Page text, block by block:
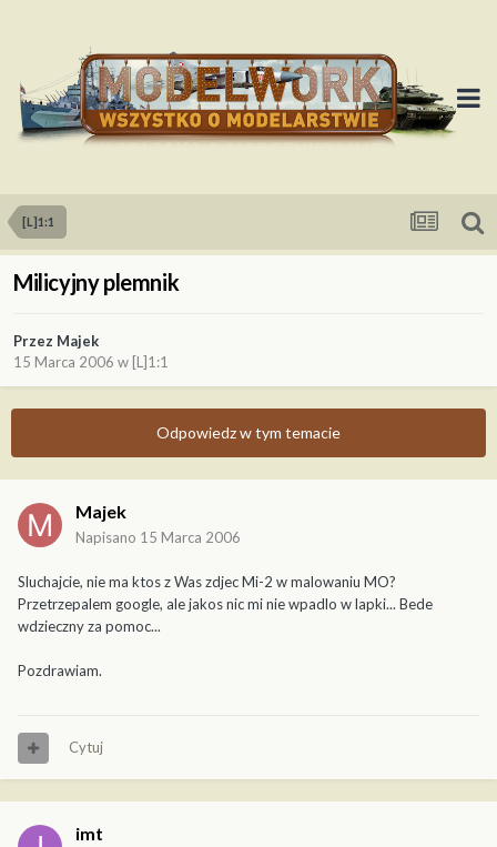
[L]1:1
Milicyjny plemnik
Przez Majek
15 Marca 2006 w [L]1:1
Odpowiedz w tym temacie
Majek
Napisano 15 Marca 2006
Sluchajcie, nie ma ktos z Was zdjec Mi-2 w malowaniu MO?
Przetrzepalem google, ale jakos nic mi nie wpadlo w lapki... Bede
wdzieczny za pomoc...
Pozdrawiam.
Cytuj
imt